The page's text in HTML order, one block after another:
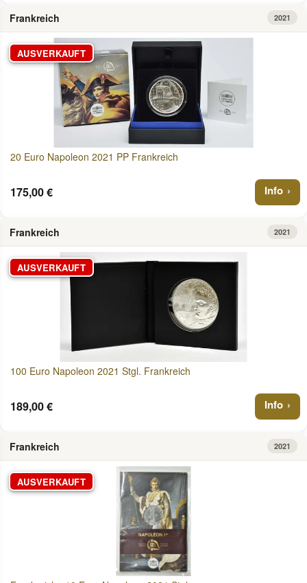
Frankreich 2021
AUSVERKAUFT
20 Euro Napoleon 2021 PP Frankreich
175,00 € Info
Frankreich 2021
AUSVERKAUFT
100 Euro Napoleon 2021 Stgl. Frankreich
189,00 € Info
Frankreich 2021
AUSVERKAUFT